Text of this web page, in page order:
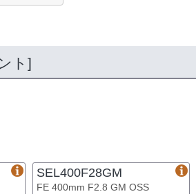
ト]
SEL400F28GM
FE 400mm F2.8 GM OSS